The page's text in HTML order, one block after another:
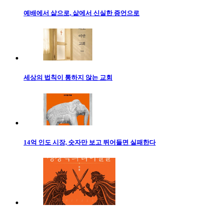
예배에서 삶으로, 삶에서 신실한 증언으로
세상의 법칙이 통하지 않는 교회
14억 인도 시장, 숫자만 보고 뛰어들면 실패한다